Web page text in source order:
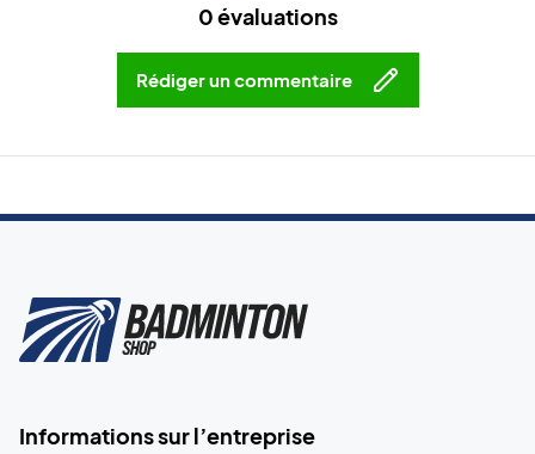
0 évaluations
Rédiger un commentaire
Informations sur l’entreprise